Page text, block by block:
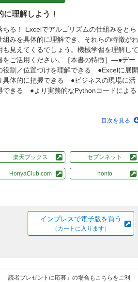
理解しよう！
ちる！ Excelでアルゴリズムの仕組みをとら
みを具体的に理解でき、それらの特徴がわ
見えてくるでしょう。機械学習を理解して
をご活用ください。［本書の特徴］―●デー
役割／位置づけを理解できる ●Excelに展開
具体的に把握できる ●ビジネスの現場に活
できる ●より実務的なPythonコードによる
目次を見る
楽天ブックス セブンネット
HonyaClub.com honto
インプレスで電子版を買う
（カートに入ります）
「読者プレゼントに応募」の場合もこちらをご利